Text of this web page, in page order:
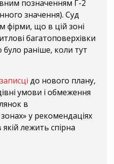
позначенням Г-2
значення). Суд
фірми, що в цій зоні
багатоповерхівки
було раніше, коли тут
до нового плану,
умови і обмеження
в
у рекомендаціях
лежить спірна